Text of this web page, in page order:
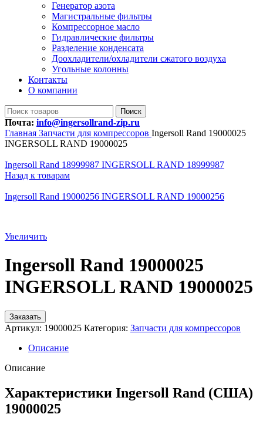
Генератор азота
Магистральные фильтры
Компрессорное масло
Гидравлические фильтры
Разделение конденсата
Доохладители/охладители сжатого воздуха
Угольные колонны
Контакты
О компании
Поиск
Почта: info@ingersollrand-zip.ru
Главная Запчасти для компрессоров Ingersoll Rand 19000025
INGERSOLL RAND 19000025
Ingersoll Rand 18999987 INGERSOLL RAND 18999987
Назад к товарам
Ingersoll Rand 19000256 INGERSOLL RAND 19000256
Увеличить
Ingersoll Rand 19000025
INGERSOLL RAND 19000025
Заказать
Артикул: 19000025 Категория: Запчасти для компрессоров
Описание
Описание
Характеристики Ingersoll Rand (США)
19000025